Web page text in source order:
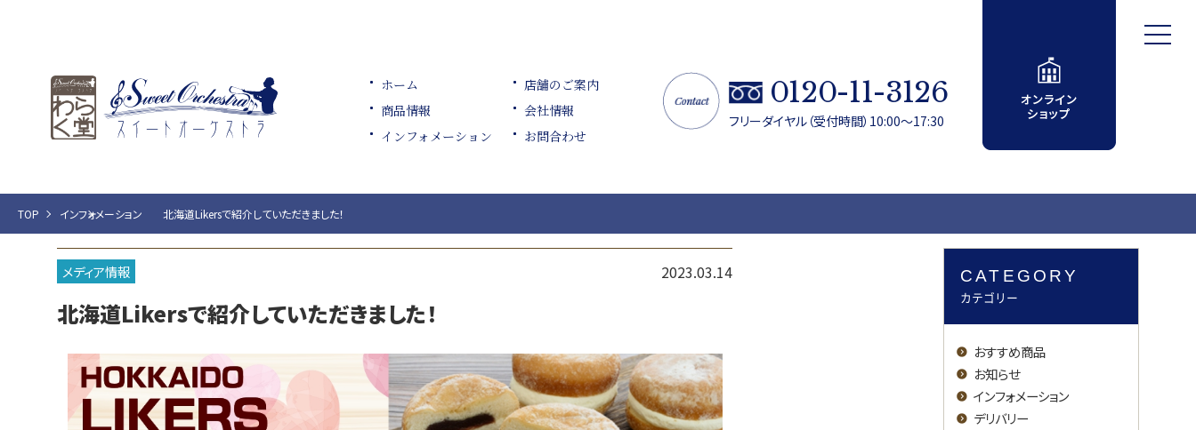
ホーム
商品情報
インフォメーション
店舗のご案内
会社情報
お問合わせ
0120-11-3126
フリーダイヤル（受付時間）10:00～17:30
TOP インフォメーション 北海道Likersで紹介していただきました！
メディア情報 2023.03.14
北海道Likersで紹介していただきました！
CATEGORY
カテゴリー
おすすめ商品
お知らせ
インフォメーション
デリバリー